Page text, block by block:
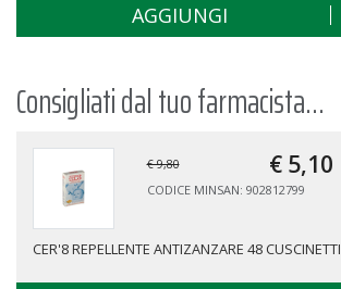
AGGIUNGI
Consigliati dal tuo farmacista...
€ 9,80 € 5,10
CODICE MINSAN: 902812799
CER'8 REPELLENTE ANTIZANZARE 48 CUSCINETTI